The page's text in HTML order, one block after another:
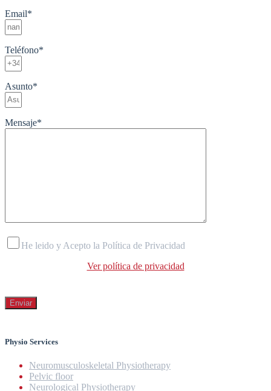
Email*
Teléfono*
Asunto*
Mensaje*
He leido y Acepto la Política de Privacidad
Ver política de privacidad
Physio Services
Neuromusculoskeletal Physiotherapy
Pelvic floor
Neurological Physiotherapy